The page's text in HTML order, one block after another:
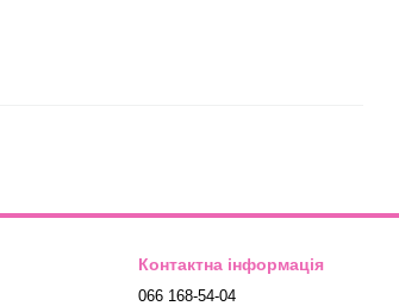
Контактна інформація
066 168-54-04